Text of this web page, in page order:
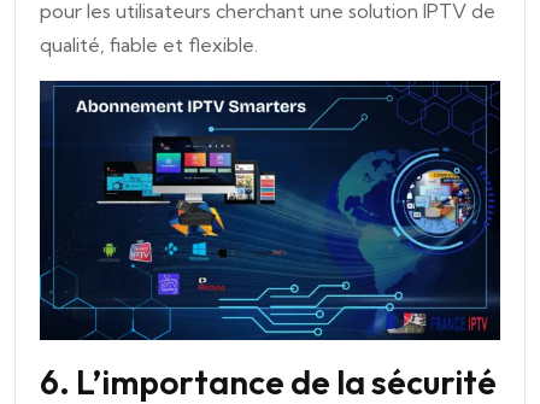
pour les utilisateurs cherchant une solution IPTV de
qualité, fiable et flexible.
6. L’importance de la sécurité